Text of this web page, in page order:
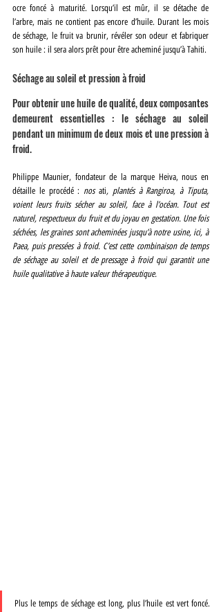
ocre foncé à maturité. Lorsqu’il est mûr, il se détache de
l’arbre, mais ne contient pas encore d’huile. Durant les mois
de séchage, le fruit va brunir, révéler son odeur et fabriquer
son huile : il sera alors prêt pour être acheminé jusqu’à Tahiti.
Séchage au soleil et pression à froid
Pour obtenir une huile de qualité, deux composantes
demeurent essentielles : le séchage au soleil
pendant un minimum de deux mois et une pression à
froid.
Philippe Maunier, fondateur de la marque Heiva, nous en
détaille le procédé : nos ati, plantés à Rangiroa, à Tiputa,
voient leurs fruits sécher au soleil, face à l’océan. Tout est
naturel, respectueux du fruit et du joyau en gestation. Une fois
séchées, les graines sont acheminées jusqu’à notre usine, ici, à
Paea, puis pressées à froid. C’est cette combinaison de temps
de séchage au soleil et de pressage à froid qui garantit une
huile qualitative à haute valeur thérapeutique.
Plus le temps de séchage est long, plus l’huile est vert foncé.